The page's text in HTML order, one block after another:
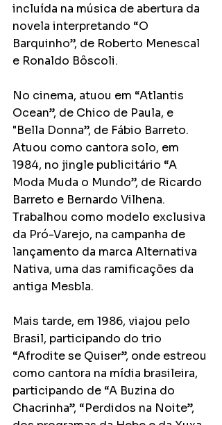
incluída na música de abertura da
novela interpretando “O
Barquinho”, de Roberto Menescal
e Ronaldo Bôscoli.
No cinema, atuou em “Atlantis
Ocean”, de Chico de Paula, e
"Bella Donna”, de Fábio Barreto.
Atuou como cantora solo, em
1984, no jingle publicitário “A
Moda Muda o Mundo”, de Ricardo
Barreto e Bernardo Vilhena.
Trabalhou como modelo exclusiva
da Pró-Varejo, na campanha de
lançamento da marca Alternativa
Nativa, uma das ramificações da
antiga Mesbla.
Mais tarde, em 1986, viajou pelo
Brasil, participando do trio
“Afrodite se Quiser”, onde estreou
como cantora na mídia brasileira,
participando de “A Buzina do
Chacrinha”, “Perdidos na Noite”,